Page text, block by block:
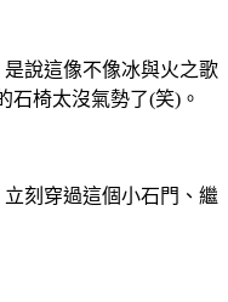
說這像不像冰與火之歌
石椅太沒氣勢了(笑)。
刻穿過這個小石門、繼